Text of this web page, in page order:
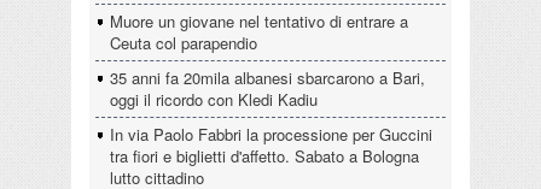
Muore un giovane nel tentativo di entrare a
Ceuta col parapendio
35 anni fa 20mila albanesi sbarcarono a Bari,
oggi il ricordo con Kledi Kadiu
In via Paolo Fabbri la processione per Guccini
tra fiori e biglietti d'affetto. Sabato a Bologna
lutto cittadino